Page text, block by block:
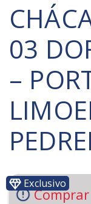
03
–
Exclusivo
Comprar